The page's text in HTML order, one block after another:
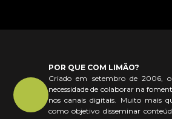
POR QUE COM LIMÃO?
Criado em setembro de 2006,
necessidade de colaborar na
nos canais digitais. Muito mais
como objetivo disseminar